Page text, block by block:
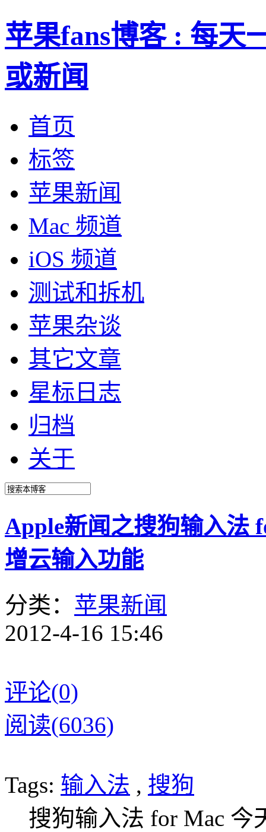
苹果fans博客 : 每天
或新闻
首页
标签
苹果新闻
Mac 频道
iOS 频道
测试和拆机
苹果杂谈
其它文章
星标日志
归档
关于
Apple新闻之搜狗输入法
增云输入功能
分类： 苹果新闻
2012-4-16 15:46
评论(0)
阅读(6036)
Tags: 输入法 , 搜狗
搜狗输入法 for Mac 今